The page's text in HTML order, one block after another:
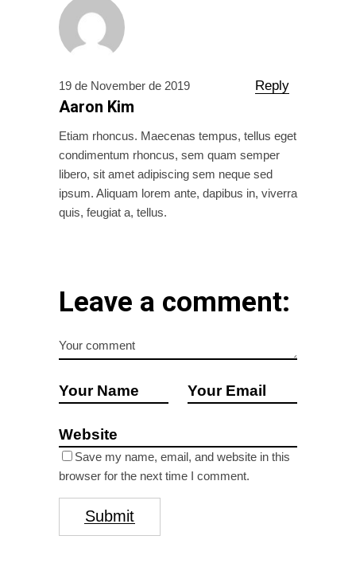
19 de November de 2019 Reply
Aaron Kim
Etiam rhoncus. Maecenas tempus, tellus eget
condimentum rhoncus, sem quam semper
libero, sit amet adipiscing sem neque sed
ipsum. Aliquam lorem ante, dapibus in, viverra
quis, feugiat a, tellus.
Leave a comment:
Save my name, email, and website in this
browser for the next time I comment.
Submit